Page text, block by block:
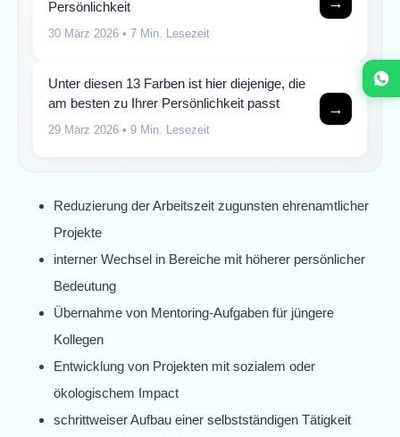
Persönlichkeit
30 März 2026 • 7 Min. Lesezeit
Unter diesen 13 Farben ist hier diejenige, die
am besten zu Ihrer Persönlichkeit passt
29 März 2026 • 9 Min. Lesezeit
→
Reduzierung der Arbeitszeit zugunsten ehrenamtlicher
Projekte
interner Wechsel in Bereiche mit höherer persönlicher
Bedeutung
Übernahme von Mentoring-Aufgaben für jüngere
Kollegen
Entwicklung von Projekten mit sozialem oder
ökologischem Impact
schrittweiser Aufbau einer selbstständigen Tätigkeit